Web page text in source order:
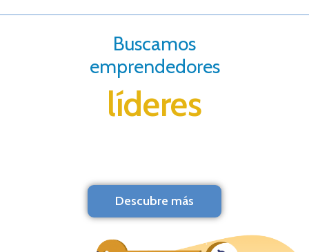
Buscamos
emprendedores
líderes
Descubre más